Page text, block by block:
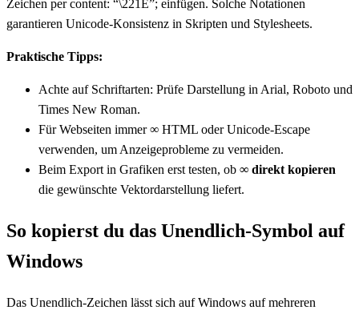
Zeichen per content: “\221E”; einfügen. Solche Notationen
garantieren Unicode-Konsistenz in Skripten und Stylesheets.
Praktische Tipps:
Achte auf Schriftarten: Prüfe Darstellung in Arial, Roboto und
Times New Roman.
Für Webseiten immer ∞ HTML oder Unicode-Escape
verwenden, um Anzeigeprobleme zu vermeiden.
Beim Export in Grafiken erst testen, ob ∞ direkt kopieren
die gewünschte Vektordarstellung liefert.
So kopierst du das Unendlich-Symbol auf
Windows
Das Unendlich-Zeichen lässt sich auf Windows auf mehreren